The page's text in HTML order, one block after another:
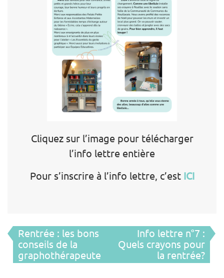
Cliquez sur l’image pour télécharger
l’info lettre entière
Pour s’inscrire à l’info lettre, c’est ICI
Navigation
de
l’article
Rentrée : les bons
conseils de la
graphothérapeute
Info lettre n°7 :
Quels crayons pour
la rentrée?